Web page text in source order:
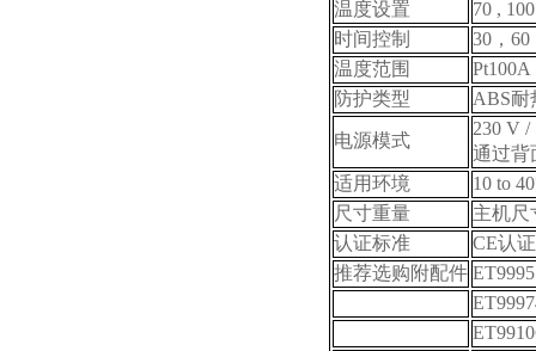
温度设置 70 , 100
时间控制
30 ， 60
温度范围
Pt100A
防护类型
ABS耐
电源模式
230 V
通过背
适用环境
10 to
尺寸重量
主机尺
认证标准
CE认证
推荐选购附配件